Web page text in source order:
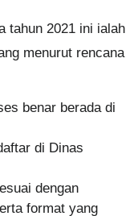
tahun 2021 ini ialah
menurut rencana
benar berada di
di Dinas
dengan
format yang